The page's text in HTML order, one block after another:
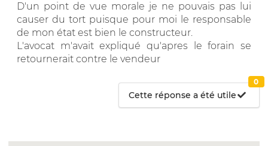
D'un point de vue morale je ne pouvais pas lui
causer du tort puisque pour moi le responsable
de mon état est bien le constructeur.
L'avocat m'avait expliqué qu'apres le forain se
retournerait contre le vendeur
Cette réponse a été utile
0